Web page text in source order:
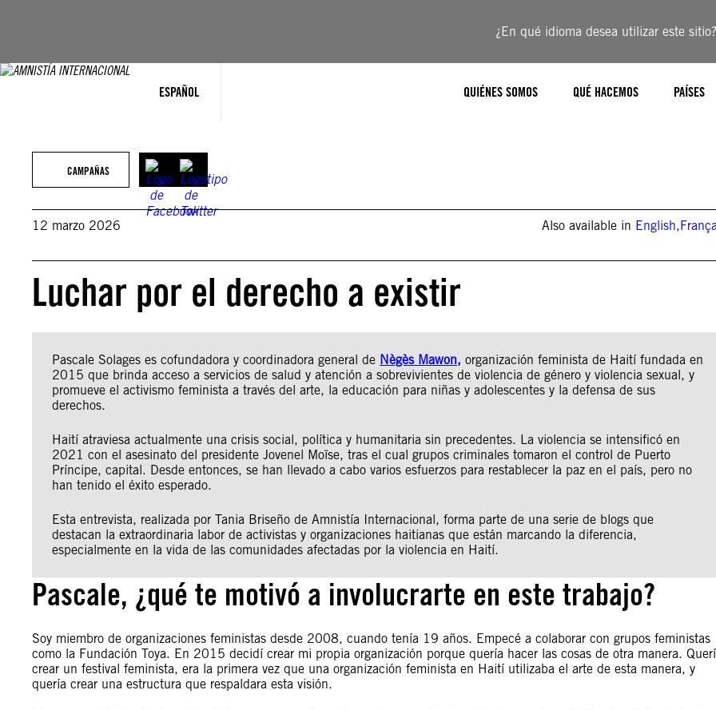
¿En qué idioma desea utilizar este sitio?
ESPAÑOL QUIÉNES SOMOS QUÉ HACEMOS PAÍSES
CAMPAÑAS
12 marzo 2026 Also available in English,
Luchar por el derecho a existir
Pascale Solages es cofundadora y coordinadora general de Nègès Mawon, organización feminista de Haití fundada en
2015 que brinda acceso a servicios de salud y atención a sobrevivientes de violencia de género y violencia sexual, y
promueve el activismo feminista a través del arte, la educación para niñas y adolescentes y la defensa de sus
derechos.
Haití atraviesa actualmente una crisis social, política y humanitaria sin precedentes. La violencia se intensificó en
2021 con el asesinato del presidente Jovenel Moïse, tras el cual grupos criminales tomaron el control de Puerto
Príncipe, capital. Desde entonces, se han llevado a cabo varios esfuerzos para restablecer la paz en el país, pero no
han tenido el éxito esperado.
Esta entrevista, realizada por Tania Briseño de Amnistía Internacional, forma parte de una serie de blogs que
destacan la extraordinaria labor de activistas y organizaciones haitianas que están marcando la diferencia,
especialmente en la vida de las comunidades afectadas por la violencia en Haití.
Pascale, ¿qué te motivó a involucrarte en este trabajo?
Soy miembro de organizaciones feministas desde 2008, cuando tenía 19 años. Empecé a colaborar con grupos feministas
como la Fundación Toya. En 2015 decidí crear mi propia organización porque quería hacer las cosas de otra manera.
crear un festival feminista, era la primera vez que una organización feminista en Haití utilizaba el arte de esta manera, y
quería crear una estructura que respaldara esta visión.